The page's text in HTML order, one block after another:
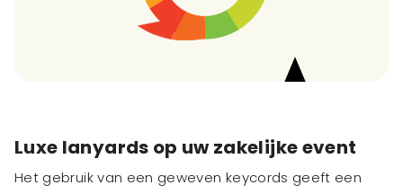
Luxe lanyards op uw zakelijke event
Het gebruik van een geweven keycords geeft een